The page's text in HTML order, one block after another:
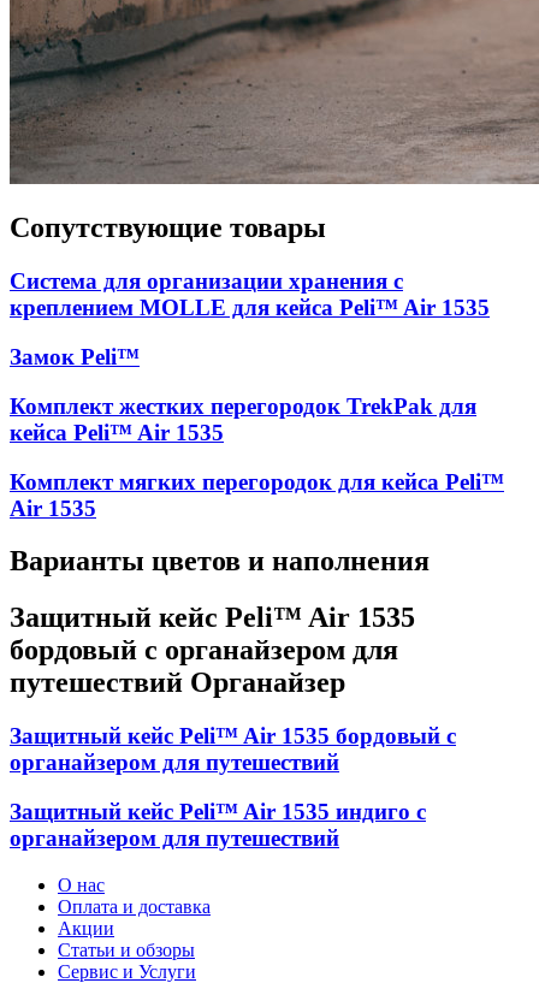
Сопутствующие товары
Система для организации хранения с
креплением MOLLE для кейса Peli™ Air 1535
Замок Peli™
Комплект жестких перегородок TrekPak для
кейса Peli™ Air 1535
Комплект мягких перегородок для кейса Peli™
Air 1535
Варианты цветов и наполнения
Защитный кейс Peli™ Air 1535
бордовый с органайзером для
путешествий Органайзер
Защитный кейс Peli™ Air 1535 бордовый с
органайзером для путешествий
Защитный кейс Peli™ Air 1535 индиго с
органайзером для путешествий
О нас
Оплата и доставка
Акции
Статьи и обзоры
Сервис и Услуги